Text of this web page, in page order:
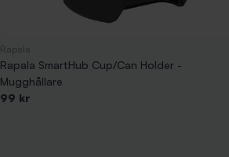
Rapala SmartHub Cup/Can Holder -
Mugghållare
99 kr